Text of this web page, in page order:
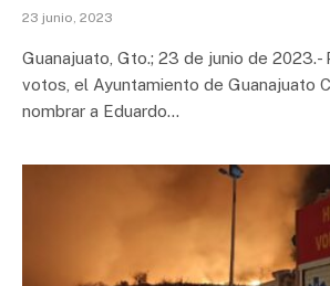
23 junio, 2023
Guanajuato, Gto.; 23 de junio de 2023.-
votos, el Ayuntamiento de Guanajuato
nombrar a Eduardo…